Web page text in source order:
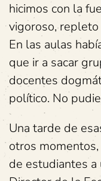
hicimos con la
vigoroso,
En las aulas
que ir a sacar
docentes
político. No
Una tarde de
otros
de estudiantes a